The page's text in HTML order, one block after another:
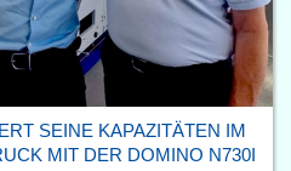
SEINE KAPAZITÄTEN IM
MIT DER DOMINO N730I